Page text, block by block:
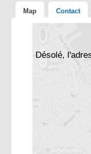
Map Contact
Désolé,